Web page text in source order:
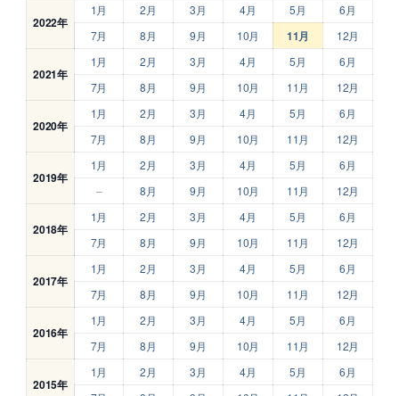
2022年
1月 2月 3月 4月 5月
6月
7月
8月 9月 10月 11月 12月
2021年
1月 2月 3月 4月 5月
6月
7月
8月 9月 10月 11月 12月
2020年
1月 2月 3月 4月 5月
6月
7月
8月 9月 10月 11月 12月
2019年
1月 2月 3月 4月 5月
6月
–
8月 9月 10月 11月 12月
2018年
1月 2月 3月 4月 5月
6月
7月
8月 9月 10月 11月 12月
2017年
1月 2月 3月 4月 5月
6月
7月
8月 9月 10月 11月 12月
2016年
1月 2月 3月 4月 5月
6月
7月
8月 9月 10月 11月 12月
2015年
1月 2月 3月 4月 5月
6月